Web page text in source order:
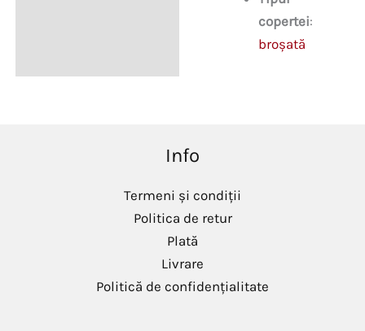
copertei:
broșată
Info
Termeni și condiții
Politica de retur
Plată
Livrare
Politică de confidențialitate